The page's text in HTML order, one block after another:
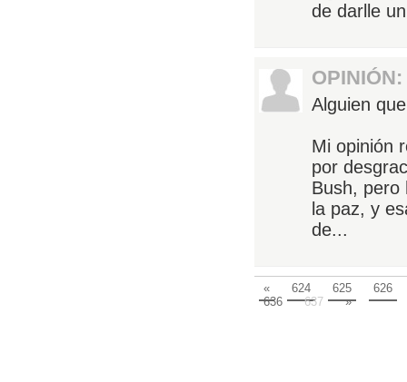
de darlle
OPINIÓN:
Alguien
Mi opinión
por
Bush, pero
la paz, y
de...
« 624 625
626
636
637 »